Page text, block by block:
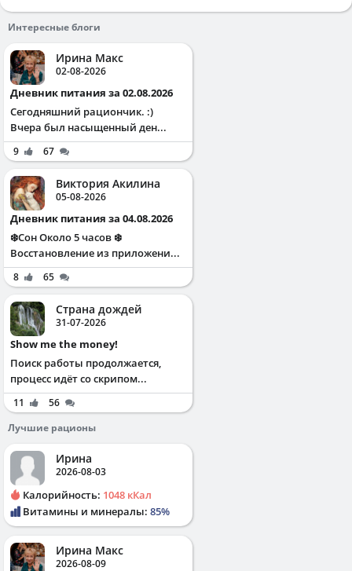
Интересные блоги
Ирина Макс
02-08-2026
Дневник питания за 02.08.2026
Сегодняшний рациончик. :)
Вчера был насыщенный ден...
9 67
Виктория Акилина
05-08-2026
Дневник питания за 04.08.2026
❄️Сон Около 5 часов ❄️
Восстановление из приложени...
8 65
Страна дождей
31-07-2026
Show me the money!
Поиск работы продолжается,
процесс идёт со скрипом...
11
56
Лучшие рационы
Ирина
2026-08-03
Калорийность: 1048 кКал
Витамины и минералы: 85%
Ирина Макс
2026-08-09